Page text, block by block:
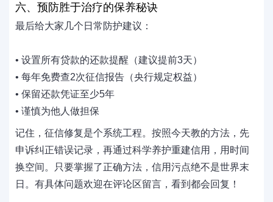
六、预防胜于治疗的保养秘诀
最后给大家几个日常防护建议：
• 设置所有贷款的还款提醒（建议提前3天）
• 每年免费查2次征信报告（央行规定权益）
• 保留还款凭证至少5年
• 谨慎为他人做担保
记住，征信修复是个系统工程。按照今天教的方法，先
申诉纠正错误记录，再通过科学养护重建信用，用时间
换空间。只要掌握了正确方法，信用污点绝不是世界末
日。有具体问题欢迎在评论区留言，看到都会回复！